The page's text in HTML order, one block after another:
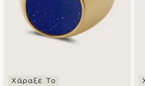
Χάραξέ Το